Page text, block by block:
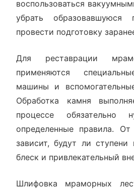
воспользоваться
убрать
провести подготовку
Для реставрации
применяются
машины и
Обработка камня
процессе обязательно
определенные правила.
зависит, будут ли ступени
блеск и привлекательный
Шлифовка мраморных